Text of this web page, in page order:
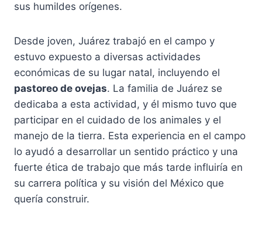
sus humildes orígenes.
Desde joven, Juárez trabajó en el campo y
estuvo expuesto a diversas actividades
económicas de su lugar natal, incluyendo el
pastoreo de ovejas. La familia de Juárez se
dedicaba a esta actividad, y él mismo tuvo que
participar en el cuidado de los animales y el
manejo de la tierra. Esta experiencia en el campo
lo ayudó a desarrollar un sentido práctico y una
fuerte ética de trabajo que más tarde influiría en
su carrera política y su visión del México que
quería construir.